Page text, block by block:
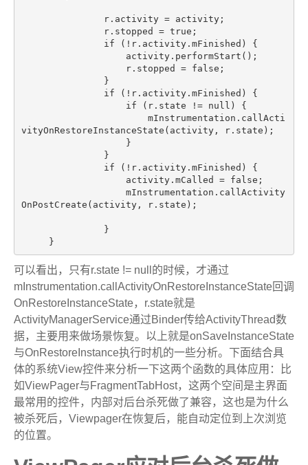
               r.stopped =
true ;
if (!r.activity.mFinished) {
                   r.stopped =
false ;
if (!r.activity.mFinished) {
if (r.state != null ) {
vityOnRestoreInstanceState(activity, r.state);
if (!r.activity.mFinished) {
                   activity.mCalled =
false ;
OnPostCreate(activity, r.state);
可以看出，只有r.state != null的时候，才通过
mInstrumentation.callActivityOnRestoreInstanceState回调
OnRestoreInstanceState，r.state就是
ActivityManagerService通过Binder传给ActivityThread数
据，主要用来做场景恢复。以上就是onSaveInstanceState
与OnRestoreInstance执行时机的一些分析。下面结合具
体的系统View控件来分析一下这两个函数的具体应用：比
如ViewPager与FragmentTabHost，这两个空间是主界面
最常用的控件，内部对后台杀死做了兼容，这也是为什么
被杀死后，Viewpager在恢复后，能自动定位到上次浏览
的位置。